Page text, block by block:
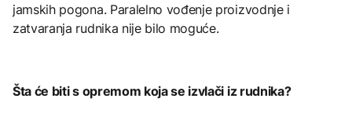
jamskih pogona. Paralelno vođenje proizvodnje i
zatvaranja rudnika nije bilo moguće.
Šta će biti s opremom koja se izvlači iz rudnika?